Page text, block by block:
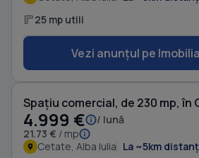
25 mp utili
Vezi anunțul pe
Spațiu comercial, de 230 mp, în
4.999 €
/ lună
21.73 € / mp
Cetate, Alba Iulia La ~5km